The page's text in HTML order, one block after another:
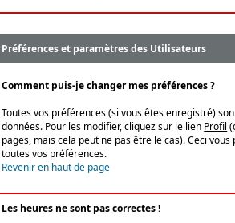
Préférences et paramètres des Utilisateurs
Comment puis-je changer mes préférences ?
Toutes vos préférences (si vous êtes enregistré)
données. Pour les modifier, cliquez sur le lien Profil
pages, mais cela peut ne pas être le cas). Ceci
toutes vos préférences.
Revenir en haut de page
Les heures ne sont pas correctes !